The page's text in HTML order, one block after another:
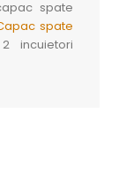
spate
spate
incuietori